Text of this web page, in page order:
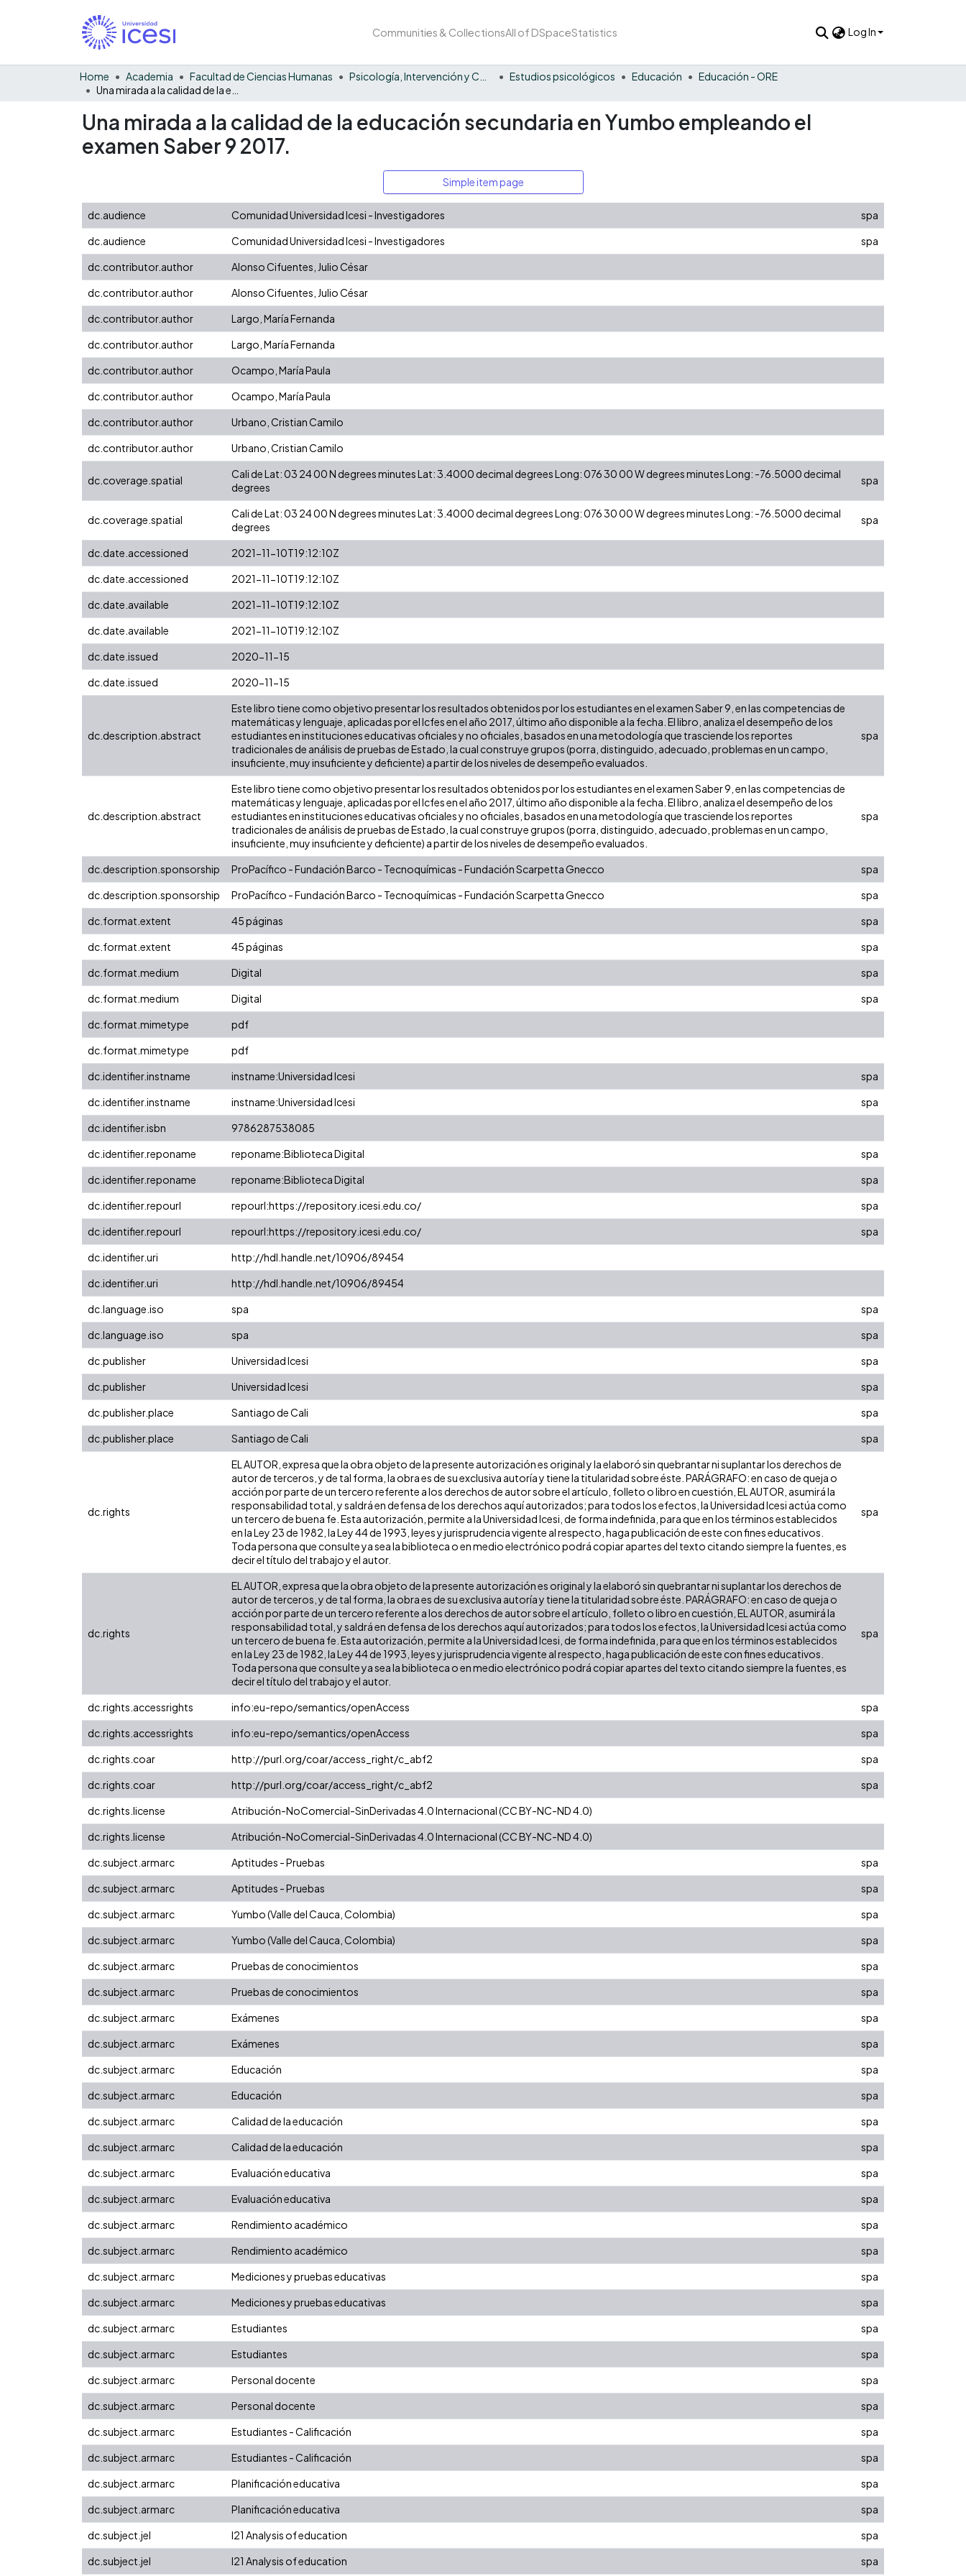
Communities & CollectionsAll of DSpaceStatistics Log In
Home Academia Facultad de Ciencias Humanas Estudios psicológicos Educación
Educación - ORE
Una mirada a la calidad de la educación secundaria en Yumbo empleando el
examen Saber 9 2017.
Simple item page
dc.audience Comunidad Universidad Icesi - Investigadores
spa
dc.audience
Comunidad Universidad Icesi - Investigadores
spa
dc.contributor.author
Alonso Cifuentes, Julio César
dc.contributor.author
Alonso Cifuentes, Julio César
dc.contributor.author
Largo, María Fernanda
dc.contributor.author
Largo, María Fernanda
dc.contributor.author
Ocampo, María Paula
dc.contributor.author
Ocampo, María Paula
dc.contributor.author
Urbano, Cristian Camilo
dc.contributor.author
Urbano, Cristian Camilo
dc.coverage.spatial
Cali de Lat: 03 24 00 N degrees minutes Lat: 3.4000 decimal degrees Long: 076 30 00 W degrees minutes Long: -76.5000 decimal
degrees
spa
dc.coverage.spatial
Cali de Lat: 03 24 00 N degrees minutes Lat: 3.4000 decimal degrees Long: 076 30 00 W degrees minutes Long: -76.5000 decimal
degrees
spa
dc.date.accessioned
2021-11-10T19:12:10Z
dc.date.accessioned
2021-11-10T19:12:10Z
dc.date.available
2021-11-10T19:12:10Z
dc.date.available
2021-11-10T19:12:10Z
dc.date.issued
2020-11-15
dc.date.issued
2020-11-15
dc.description.abstract
Este libro tiene como objetivo presentar los resultados obtenidos por los estudiantes en el examen Saber 9, en las competencias de
matemáticas y lenguaje, aplicadas por el Icfes en el año 2017, último año disponible a la fecha. El libro, analiza el desempeño de los
estudiantes en instituciones educativas oficiales y no oficiales, basados en una metodología que trasciende los reportes
tradicionales de análisis de pruebas de Estado, la cual construye grupos (porra, distinguido, adecuado, problemas en un campo,
insuficiente, muy insuficiente y deficiente) a partir de los niveles de desempeño evaluados.
spa
dc.description.abstract
Este libro tiene como objetivo presentar los resultados obtenidos por los estudiantes en el examen Saber 9, en las competencias de
matemáticas y lenguaje, aplicadas por el Icfes en el año 2017, último año disponible a la fecha. El libro, analiza el desempeño de los
estudiantes en instituciones educativas oficiales y no oficiales, basados en una metodología que trasciende los reportes
tradicionales de análisis de pruebas de Estado, la cual construye grupos (porra, distinguido, adecuado, problemas en un campo,
insuficiente, muy insuficiente y deficiente) a partir de los niveles de desempeño evaluados.
spa
dc.description.sponsorship ProPacífico - Fundación Barco - Tecnoquímicas - Fundación Scarpetta Gnecco
spa
dc.description.sponsorship
ProPacífico - Fundación Barco - Tecnoquímicas - Fundación Scarpetta Gnecco
spa
dc.format.extent
45 páginas
spa
dc.format.extent
45 páginas
spa
dc.format.medium
Digital
spa
dc.format.medium
Digital
spa
dc.format.mimetype
pdf
dc.format.mimetype
pdf
dc.identifier.instname
instname:Universidad Icesi
spa
dc.identifier.instname
instname:Universidad Icesi
spa
dc.identifier.isbn
9786287538085
dc.identifier.reponame
reponame:Biblioteca Digital
spa
dc.identifier.reponame
reponame:Biblioteca Digital
spa
dc.identifier.repourl
repourl:https://repository.icesi.edu.co/
spa
dc.identifier.repourl
repourl:https://repository.icesi.edu.co/
spa
dc.identifier.uri
http://hdl.handle.net/10906/89454
dc.identifier.uri
http://hdl.handle.net/10906/89454
dc.language.iso
spa
spa
dc.language.iso
spa
spa
dc.publisher
Universidad Icesi
spa
dc.publisher
Universidad Icesi
spa
dc.publisher.place
Santiago de Cali
spa
dc.publisher.place
Santiago de Cali spa
dc.rights
EL AUTOR, expresa que la obra objeto de la presente autorización es original y la elaboró sin quebrantar ni suplantar los derechos de
autor de terceros, y de tal forma, la obra es de su exclusiva autoría y tiene la titularidad sobre éste. PARÁGRAFO: en caso de queja o
acción por parte de un tercero referente a los derechos de autor sobre el artículo, folleto o libro en cuestión, EL AUTOR, asumirá la
responsabilidad total, y saldrá en defensa de los derechos aquí autorizados; para todos los efectos, la Universidad Icesi actúa como
un tercero de buena fe. Esta autorización, permite a la Universidad Icesi, de forma indefinida, para que en los términos establecidos
en la Ley 23 de 1982, la Ley 44 de 1993, leyes y jurisprudencia vigente al respecto, haga publicación de este con fines educativos.
Toda persona que consulte ya sea la biblioteca o en medio electrónico podrá copiar apartes del texto citando siempre la fuentes, es
decir el título del trabajo y el autor.
spa
dc.rights
EL AUTOR, expresa que la obra objeto de la presente autorización es original y la elaboró sin quebrantar ni suplantar los derechos de
autor de terceros, y de tal forma, la obra es de su exclusiva autoría y tiene la titularidad sobre éste. PARÁGRAFO: en caso de queja o
acción por parte de un tercero referente a los derechos de autor sobre el artículo, folleto o libro en cuestión, EL AUTOR, asumirá la
responsabilidad total, y saldrá en defensa de los derechos aquí autorizados; para todos los efectos, la Universidad Icesi actúa como
un tercero de buena fe. Esta autorización, permite a la Universidad Icesi, de forma indefinida, para que en los términos establecidos
en la Ley 23 de 1982, la Ley 44 de 1993, leyes y jurisprudencia vigente al respecto, haga publicación de este con fines educativos.
Toda persona que consulte ya sea la biblioteca o en medio electrónico podrá copiar apartes del texto citando siempre la fuentes, es
decir el título del trabajo y el autor.
spa
dc.rights.accessrights info:eu-repo/semantics/openAccess
spa
dc.rights.accessrights
info:eu-repo/semantics/openAccess
spa
dc.rights.coar
http://purl.org/coar/access_right/c_abf2
spa
dc.rights.coar
http://purl.org/coar/access_right/c_abf2
spa
dc.rights.license
Atribución-NoComercial-SinDerivadas 4.0 Internacional (CC BY-NC-ND 4.0)
dc.rights.license
Atribución-NoComercial-SinDerivadas 4.0 Internacional (CC BY-NC-ND 4.0)
dc.subject.armarc
Aptitudes - Pruebas
spa
dc.subject.armarc
Aptitudes - Pruebas
spa
dc.subject.armarc
Yumbo (Valle del Cauca, Colombia)
spa
dc.subject.armarc
Yumbo (Valle del Cauca, Colombia)
spa
dc.subject.armarc
Pruebas de conocimientos
spa
dc.subject.armarc
Pruebas de conocimientos
spa
dc.subject.armarc
Exámenes
spa
dc.subject.armarc
Exámenes
spa
dc.subject.armarc
Educación
spa
dc.subject.armarc
Educación
spa
dc.subject.armarc
Calidad de la educación
spa
dc.subject.armarc
Calidad de la educación
spa
dc.subject.armarc
Evaluación educativa
spa
dc.subject.armarc
Evaluación educativa
spa
dc.subject.armarc
Rendimiento académico
spa
dc.subject.armarc
Rendimiento académico
spa
dc.subject.armarc
Mediciones y pruebas educativas
spa
dc.subject.armarc
Mediciones y pruebas educativas
spa
dc.subject.armarc
Estudiantes
spa
dc.subject.armarc
Estudiantes
spa
dc.subject.armarc
Personal docente
spa
dc.subject.armarc
Personal docente
spa
dc.subject.armarc
Estudiantes - Calificación
spa
dc.subject.armarc
Estudiantes - Calificación
spa
dc.subject.armarc
Planificación educativa
spa
dc.subject.armarc
Planificación educativa
spa
dc.subject.jel
I21 Analysis of education
spa
dc.subject.jel
I21 Analysis of education spa